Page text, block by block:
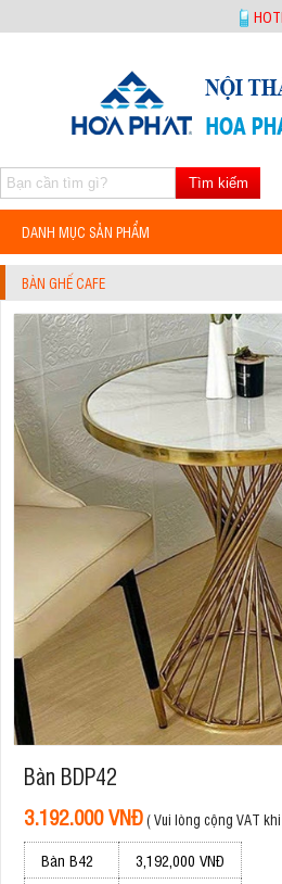
Tìm kiếm
DANH MỤC SẢN PHẨM
BÀN GHẾ CAFE
Bàn BDP42
3.192.000 VNĐ( Vui lòng cộng VAT
Bàn B42
3,192,000 VNĐ